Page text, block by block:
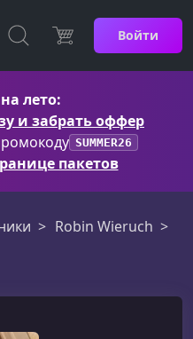
Войти
лето:
и забрать оффер
SUMMER26
пакетов
Robin Wieruch